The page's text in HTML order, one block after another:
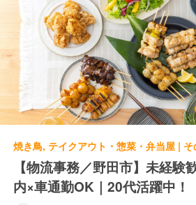
焼き鳥, テイクアウト・惣菜・弁当屋 |
【物流事務／野田市】未経験
内×車通勤OK｜20代活躍中！